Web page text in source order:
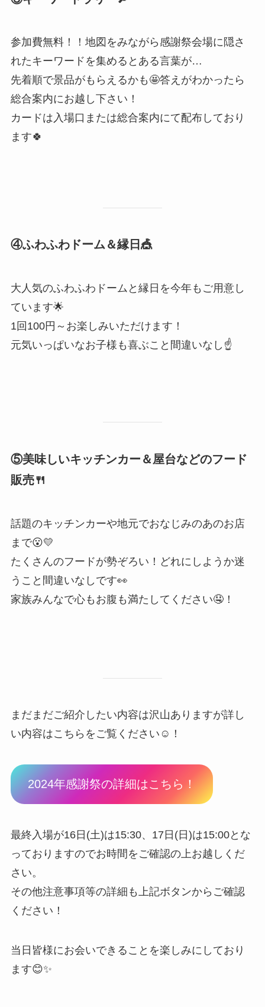
参加費無料！！地図をみながら感謝祭会場に隠さ
れたキーワードを集めるとある言葉が…
先着順で景品がもらえるかも🤩答えがわかったら
総合案内にお越し下さい！
カードは入場口または総合案内にて配布しており
ます🍀
④ふわふわドーム＆縁日🎪
大人気のふわふわドームと縁日を今年もご用意し
ています🌟
1回100円～お楽しみいただけます！
元気いっぱいなお子様も喜ぶこと間違いなし☝
⑤美味しいキッチンカー＆屋台などのフード
販売🍴
話題のキッチンカーや地元でおなじみのあのお店
まで😮💛
たくさんのフードが勢ぞろい！どれにしようか迷
うこと間違いなしです👀
家族みんなで心もお腹も満たしてください🤤！
まだまだご紹介したい内容は沢山ありますが詳し
い内容はこちらをご覧ください☺！
2024年感謝祭の詳細はこちら！
最終入場が16日(土)は15:30、17日(日)は15:00とな
っておりますのでお時間をご確認の上お越しくだ
さい。
その他注意事項等の詳細も上記ボタンからご確認
ください！
当日皆様にお会いできることを楽しみにしており
ます😊✨